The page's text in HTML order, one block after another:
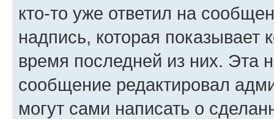
кто-то уже ответил на
надпись, которая показывает
время последней из них. Эта
сообщение редактировал
могут сами написать о